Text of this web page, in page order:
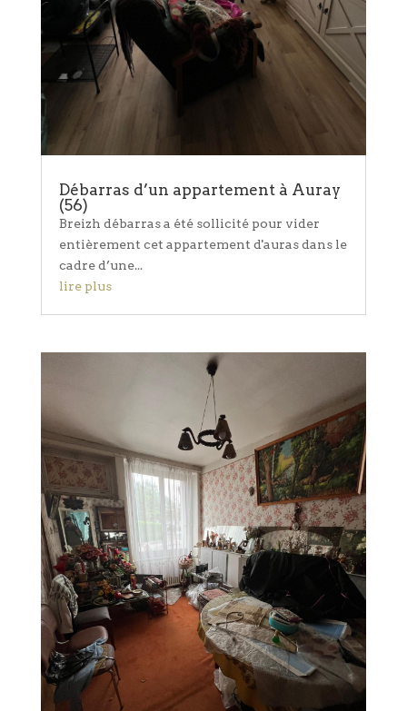
Débarras d’un appartement à Auray
(56)
Breizh débarras a été sollicité pour vider
entièrement cet appartement d'auras dans le
cadre d’une...
lire plus